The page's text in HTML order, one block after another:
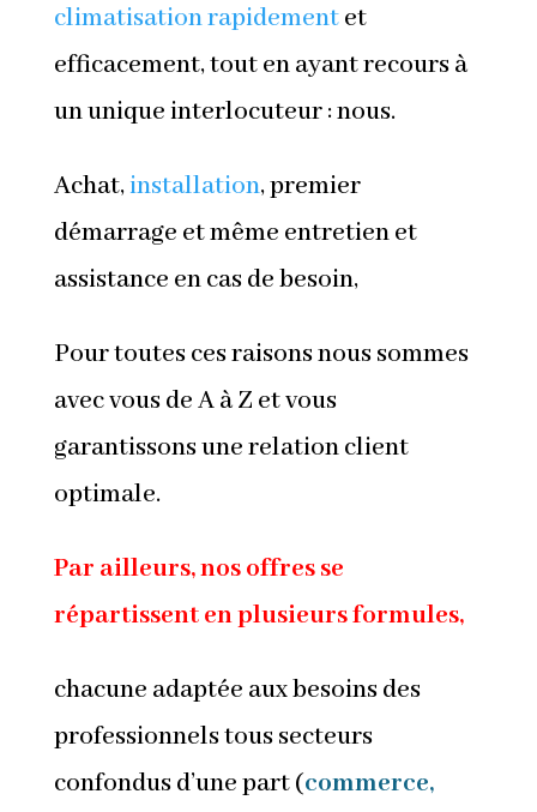
climatisation rapidementet
efficacement, tout en ayant recours à
un unique interlocuteur : nous.
Achat,installation, premier
démarrage et même entretien et
assistance en cas de besoin,
Pour toutes ces raisons nous sommes
avec vous de A à Z et vous
garantissons une relation client
optimale.
Par ailleurs, nos offres se
répartissent en plusieurs formules,
chacune adaptée aux besoins des
professionnels tous secteurs
confondus d’une part (commerce,